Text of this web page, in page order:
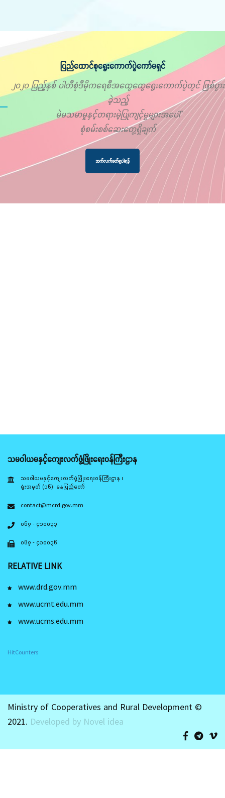
ပြည်ထောင်စုရွေးကောက်ပွဲကော်မရှင်
၂၀၂၀ ပြည့်နှစ် ပါတီစုံဒီမိုကရေစီအထွေထွေရွေးကောက်ပွဲတွင် ဖြစ်ပွား
ခဲ့သည့်
မဲမသမာမှုနှင့်တရားမဲ့ပြုကျင့်မှုများအပေါ်
စုံစမ်းစစ်ဆေးတွေ့ရှိချက်
ဆက်လက်ဖတ်ရှုပါရန်
သမဝါယမနှင့်ကျေးလက်ဖွံ့ဖြိုးရေးဝန်ကြီးဌာန
သမဝါယမနှင့်ကျေးလက်ဖွံ့ဖြိုးရေးဝန်ကြီးဌာန ၊
ရုံးအမှတ် (၁၆)၊ နေပြည်တော်
contact@mcrd.gov.mm
၀၆၇ - ၄၁၀၀၃၃
၀၆၇ - ၄၁၀၀၃၆
RELATIVE LINK
www.drd.gov.mm
www.ucmt.edu.mm
www.ucms.edu.mm
HitCounters
Ministry of Cooperatives and Rural Development ©
2021. Developed by Novel idea